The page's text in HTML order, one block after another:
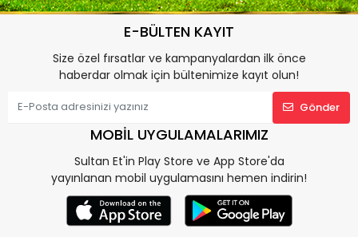
E-BÜLTEN KAYIT
Size özel fırsatlar ve kampanyalardan ilk önce
haberdar olmak için bültenimize kayıt olun!
Gönder
MOBİL UYGULAMALARIMIZ
Sultan Et'in Play Store ve App Store'da
yayınlanan mobil uygulamasını hemen indirin!